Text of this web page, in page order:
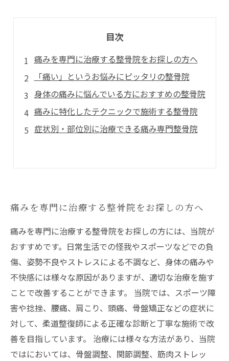
目次
痛みを専門に治療する整骨院をお探しの方へ
「痛い」というお悩みにピッタリの整骨院
身体の痛みに悩んでいる方におすすめの整骨院
痛みに特化したテクニックで施術する整骨院
症状別・部位別に治療できる痛み専門整骨院
痛みを専門に治療する整骨院をお探しの方へ
痛みを専門に治療する整骨院をお探しの方には、当院が
おすすめです。日常生活での怪我やスポーツなどでの負
傷、姿勢不良やストレスによる不調など、身体の痛みや
不快感には様々な原因がありますが、適切な治療を施す
ことで改善することができます。 当院では、スポーツ障
害や捻挫、腰痛、肩こり、頭痛、骨盤矯正などの症状に
対して、柔道整復師による正確な診断と丁寧な施術で改
善を目指しています。 治療には様々な方法があり、当院
ではにおいては、骨盤調整、関節調整、筋肉ストレッ